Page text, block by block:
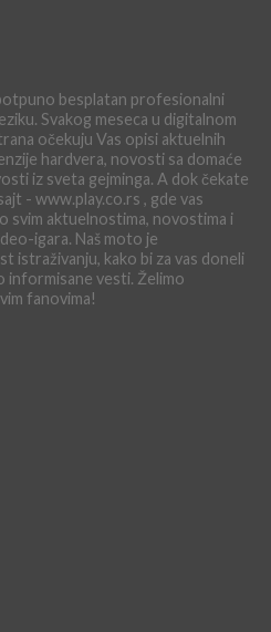
besplatan profesionalni
Svakog meseca u digitalnom
očekuju Vas opisi aktuelnih
hardvera, novosti sa domaće
iz sveta gejminga. A dok čekate
- www.play.co.rs , gde vas
svim aktuelnostima, novostima i
igara. Naš moto je
istraživanju, kako bi za vas doneli
informisane vesti. Želimo
fanovima!